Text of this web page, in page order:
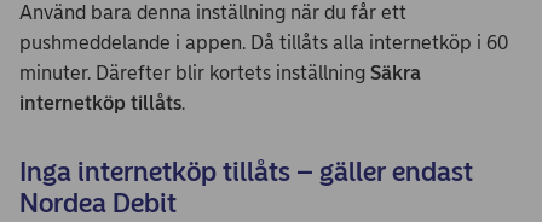
Använd bara denna inställning när du får ett
pushmeddelande i appen. Då tillåts alla internetköp i 60
minuter. Därefter blir kortets inställning Säkra
internetköp tillåts.
Inga internetköp tillåts – gäller endast
Nordea Debit